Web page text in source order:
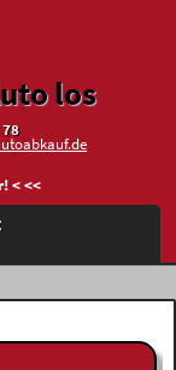
los
78
< <<